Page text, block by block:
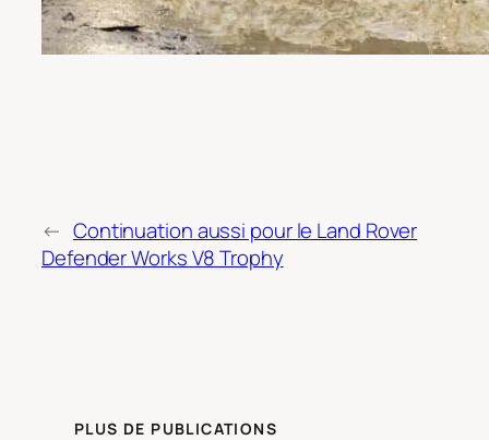
← Continuation aussi pour le Land Rover
Defender Works V8 Trophy
PLUS DE PUBLICATIONS